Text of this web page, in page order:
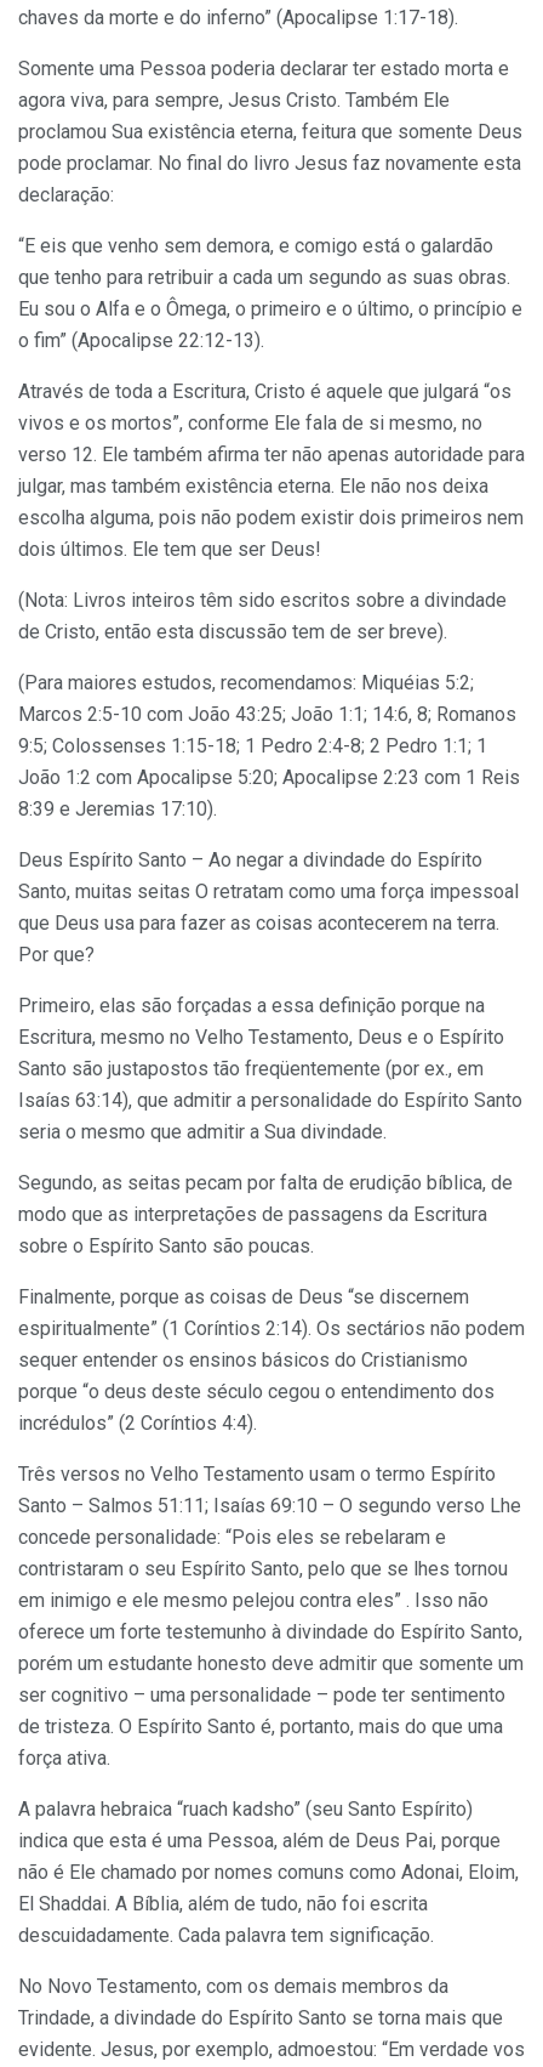
chaves da morte e do inferno” (Apocalipse 1:17-18).
Somente uma Pessoa poderia declarar ter estado morta e
agora viva, para sempre, Jesus Cristo. Também Ele
proclamou Sua existência eterna, feitura que somente Deus
pode proclamar. No final do livro Jesus faz novamente esta
declaração:
“E eis que venho sem demora, e comigo está o galardão
que tenho para retribuir a cada um segundo as suas obras.
Eu sou o Alfa e o Ômega, o primeiro e o último, o princípio e
o fim” (Apocalipse 22:12-13).
Através de toda a Escritura, Cristo é aquele que julgará “os
vivos e os mortos”, conforme Ele fala de si mesmo, no
verso 12. Ele também afirma ter não apenas autoridade para
julgar, mas também existência eterna. Ele não nos deixa
escolha alguma, pois não podem existir dois primeiros nem
dois últimos. Ele tem que ser Deus!
(Nota: Livros inteiros têm sido escritos sobre a divindade
de Cristo, então esta discussão tem de ser breve).
(Para maiores estudos, recomendamos: Miquéias 5:2;
Marcos 2:5-10 com João 43:25; João 1:1; 14:6, 8; Romanos
9:5; Colossenses 1:15-18; 1 Pedro 2:4-8; 2 Pedro 1:1; 1
João 1:2 com Apocalipse 5:20; Apocalipse 2:23 com 1 Reis
8:39 e Jeremias 17:10).
Deus Espírito Santo – Ao negar a divindade do Espírito
Santo, muitas seitas O retratam como uma força impessoal
que Deus usa para fazer as coisas acontecerem na terra.
Por que?
Primeiro, elas são forçadas a essa definição porque na
Escritura, mesmo no Velho Testamento, Deus e o Espírito
Santo são justapostos tão freqüentemente (por ex., em
Isaías 63:14), que admitir a personalidade do Espírito Santo
seria o mesmo que admitir a Sua divindade.
Segundo, as seitas pecam por falta de erudição bíblica, de
modo que as interpretações de passagens da Escritura
sobre o Espírito Santo são poucas.
Finalmente, porque as coisas de Deus “se discernem
espiritualmente” (1 Coríntios 2:14). Os sectários não podem
sequer entender os ensinos básicos do Cristianismo
porque “o deus deste século cegou o entendimento dos
incrédulos” (2 Coríntios 4:4).
Três versos no Velho Testamento usam o termo Espírito
Santo – Salmos 51:11; Isaías 69:10 – O segundo verso Lhe
concede personalidade: “Pois eles se rebelaram e
contristaram o seu Espírito Santo, pelo que se lhes tornou
em inimigo e ele mesmo pelejou contra eles” . Isso não
oferece um forte testemunho à divindade do Espírito Santo,
porém um estudante honesto deve admitir que somente um
ser cognitivo – uma personalidade – pode ter sentimento
de tristeza. O Espírito Santo é, portanto, mais do que uma
força ativa.
A palavra hebraica “ruach kadsho” (seu Santo Espírito)
indica que esta é uma Pessoa, além de Deus Pai, porque
não é Ele chamado por nomes comuns como Adonai, Eloim,
El Shaddai. A Bíblia, além de tudo, não foi escrita
descuidadamente. Cada palavra tem significação.
No Novo Testamento, com os demais membros da
Trindade, a divindade do Espírito Santo se torna mais que
evidente. Jesus, por exemplo, admoestou: “Em verdade vos